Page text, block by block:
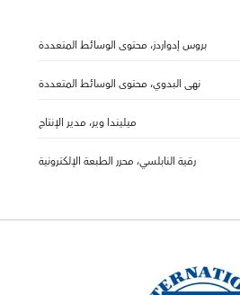
بروس إدواردز، محتوى الوسائط المتعددة
نهى البدوي، محتوى الوسائط المتعددة
ميليندا وير، مدير الإنتاج
رقية النابلسي، محرر الطبعة الإلكترونية